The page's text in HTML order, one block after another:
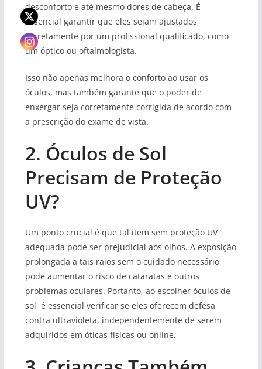
desconforto e até mesmo dores de cabeça. É
essencial garantir que eles sejam ajustados
corretamente por um profissional qualificado, como
um óptico ou oftalmologista.
Isso não apenas melhora o conforto ao usar os
óculos, mas também garante que o poder de
enxergar seja corretamente corrigida de acordo com
a prescrição do exame de vista.
2. Óculos de Sol
Precisam de Proteção
UV?
Um ponto crucial é que tal item sem proteção UV
adequada pode ser prejudicial aos olhos. A exposição
prolongada a tais raios sem o cuidado necessário
pode aumentar o risco de cataratas e outros
problemas oculares. Portanto, ao escolher óculos de
sol, é essencial verificar se eles oferecem defesa
contra ultravioleta, independentemente de serem
adquiridos em óticas físicas ou online.